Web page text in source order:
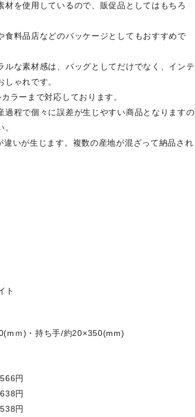
材を使用しているので、販促品としてはもちろ
食料品店などのパッケージとしてもおすすめで
ルな素材感は、バッグとしてだけでなく、インテ
しゃれです。
ラーまで対応しております。
程で個々に誤差が生じやすい商品となりますの
いが生じます。複数の産地が混ざって納品され
ト
ｍ)・持ち手/約20×350(mm)
円
円
円